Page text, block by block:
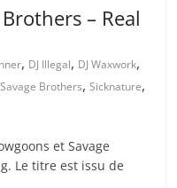
– Real
, DJ Illegal, DJ Waxwork,
Savage Brothers,Sicknature,
et Savage
Le titre est issu de